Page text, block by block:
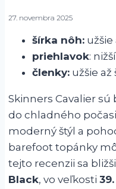
27. novembra 2025
šírka nôh:
priehlavok:
členky: užšie až
Skinners Cavalier
do chladného
moderný štýl a
barefoot topánky
tejto recenzii sa
Black, vo veľkosti 39.